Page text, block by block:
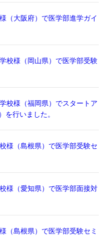
（大阪府）で医学部進学ガイ
校様（岡山県）で医学部受験
校様（福岡県）でスタートア
を行いました。
様（島根県）で医学部受験セ
様（愛知県）で医学部面接対
（島根県）で医学部受験セミ